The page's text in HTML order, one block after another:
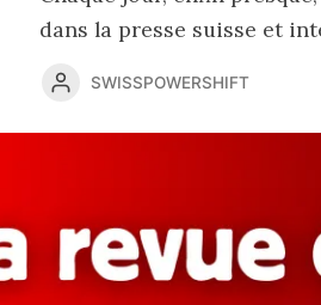
dans la presse suisse et
SWISSPOWERSHIFT